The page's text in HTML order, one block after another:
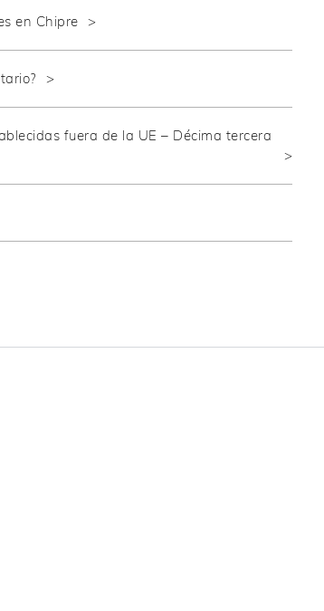
en Chipre
fuera de la UE – Décima tercera